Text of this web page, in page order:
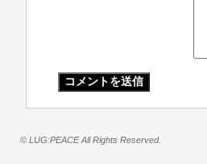
© LUG:PEACE All Rights Reserved.